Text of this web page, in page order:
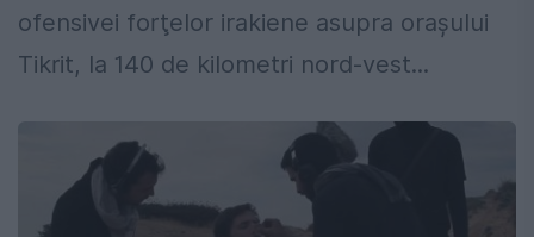
ofensivei forţelor irakiene asupra oraşului
Tikrit, la 140 de kilometri nord-vest...